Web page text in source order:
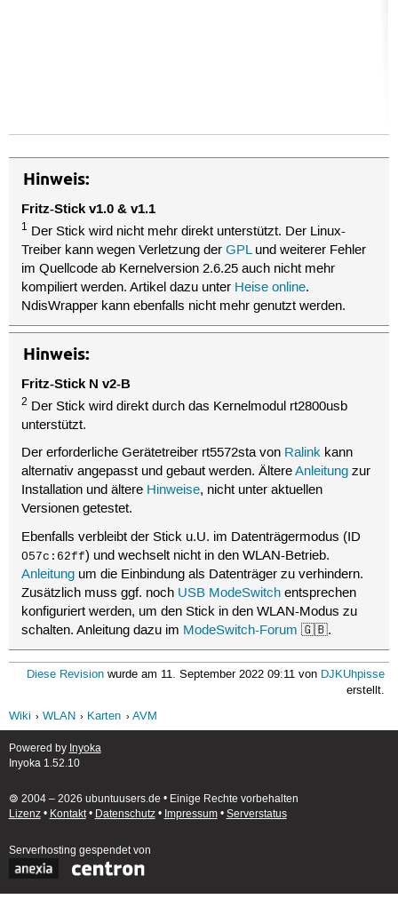
Hinweis:
Fritz-Stick v1.0 & v1.1
1 Der Stick wird nicht mehr direkt unterstützt. Der Linux-
Treiber kann wegen Verletzung derGPLund weiterer Fehler
im Quellcode ab Kernelversion 2.6.25 auch nicht mehr
kompiliert werden. Artikel dazu unter Heise online.
NdisWrapper kann ebenfalls nicht mehr genutzt werden.
Hinweis:
Fritz-Stick N v2-B
2 Der Stick wird direkt durch das Kernelmodul rt2800usb
unterstützt.
Der erforderliche Gerätetreiber rt5572sta von Ralink kann
alternativ angepasst und gebaut werden. ÄltereAnleitung zur
Installation und ältere Hinweise, nicht unter aktuellen
Versionen getestet.
Ebenfalls verbleibt der Stick u.U. im Datenträgermodus (ID
057c:62ff) und wechselt nicht in den WLAN-Betrieb.
Anleitung um die Einbindung als Datenträger zu verhindern.
Zusätzlich muss ggf. noch USB ModeSwitch entsprechen
konfiguriert werden, um den Stick in den WLAN-Modus zu
schalten. Anleitung dazu im ModeSwitch-Forum 🇬🇧.
Diese Revision wurde am 11. September 2022 09:11 von DJKUhpisse
erstellt.
Wiki
WLAN Karten AVM
Powered by Inyoka
Inyoka 1.52.10
🄯 2004 – 2026 ubuntuusers.de • Einige Rechte vorbehalten
Lizenz• Kontakt• Datenschutz• Impressum• Serverstatus
Serverhosting gespendet von